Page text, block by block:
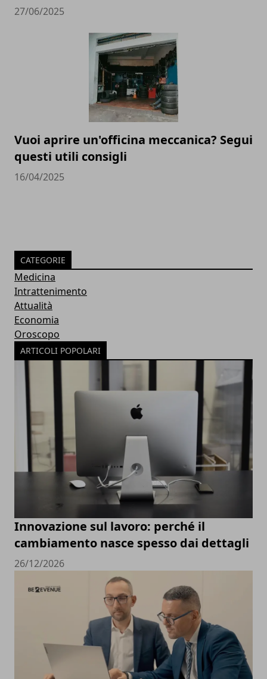
27/06/2025
Vuoi aprire un'officina meccanica? Segui
questi utili consigli
16/04/2025
CATEGORIE
Medicina
Intrattenimento
Attualità
Economia
Oroscopo
ARTICOLI POPOLARI
Innovazione sul lavoro: perché il
cambiamento nasce spesso dai dettagli
26/12/2026